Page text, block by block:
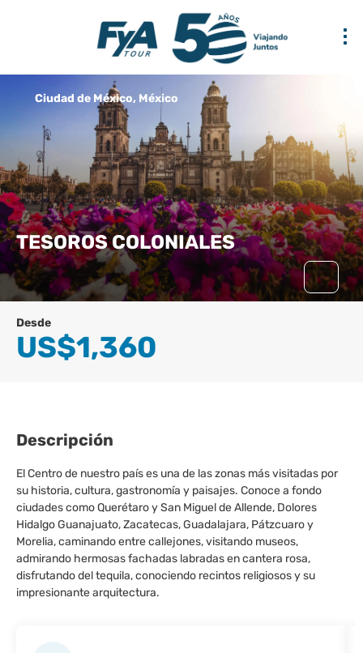
TESOROS COLONIALES
Ciudad de México, México
Desde
US$1,360
Descripción
El Centro de nuestro país es una de las zonas más visitadas por
su historia, cultura, gastronomía y paisajes. Conoce a fondo
ciudades como Querétaro y San Miguel de Allende, Dolores
Hidalgo Guanajuato, Zacatecas, Guadalajara, Pátzcuaro y
Morelia, caminando entre callejones, visitando museos,
admirando hermosas fachadas labradas en cantera rosa,
disfrutando del tequila, conociendo recintos religiosos y su
impresionante arquitectura.